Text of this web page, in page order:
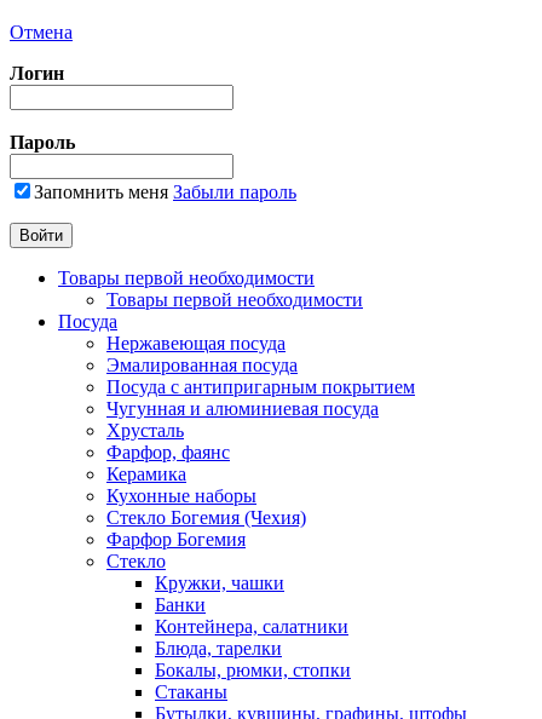
Отмена
Логин
Пароль
Запомнить меня Забыли пароль
Товары первой необходимости
Товары первой необходимости
Посуда
Нержавеющая посуда
Эмалированная посуда
Посуда с антипригарным покрытием
Чугунная и алюминиевая посуда
Хрусталь
Фарфор, фаянс
Керамика
Кухонные наборы
Стекло Богемия (Чехия)
Фарфор Богемия
Стекло
Кружки, чашки
Банки
Контейнера, салатники
Блюда, тарелки
Бокалы, рюмки, стопки
Стаканы
Бутылки, кувшины, графины, штофы